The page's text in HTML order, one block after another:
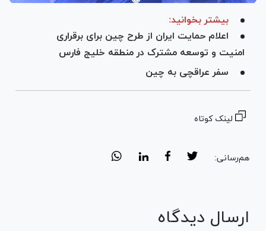
بیشتر بخوانید:
اعلام حمایت ایران از طرح چین برای برقراری
امنیت و توسعه مشترک در منطقه خلیج‌ فارس
سفر عراقچی به چین
لینک کوتاه
هم‌رسانی:
ارسال دیدگاه